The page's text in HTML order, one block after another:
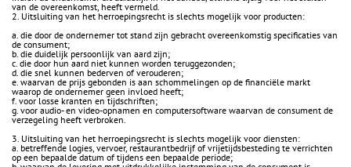
van de overeenkomst, heeft vermeld.
2. Uitsluiting van het herroepingsrecht is slechts mogelijk voor producten:
a. die door de ondernemer tot stand zijn gebracht overeenkomstig specificaties van
de consument;
b. die duidelijk persoonlijk van aard zijn;
c. die door hun aard niet kunnen worden teruggezonden;
d. die snel kunnen bederven of verouderen;
e. waarvan de prijs gebonden is aan schommelingen op de financiële markt
waarop de ondernemer geen invloed heeft;
f. voor losse kranten en tijdschriften;
g. voor audio- en video-opnamen en computersoftware waarvan de consument de
verzegeling heeft verbroken.
3. Uitsluiting van het herroepingsrecht is slechts mogelijk voor diensten:
a. betreffende logies, vervoer, restaurantbedrijf of vrijetijdsbesteding te verrichten
op een bepaalde datum of tijdens een bepaalde periode;